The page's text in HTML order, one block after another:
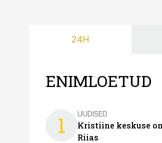
24H
ENIMLOETUD
1 UUDISED
Kristiine keskuse
Riias